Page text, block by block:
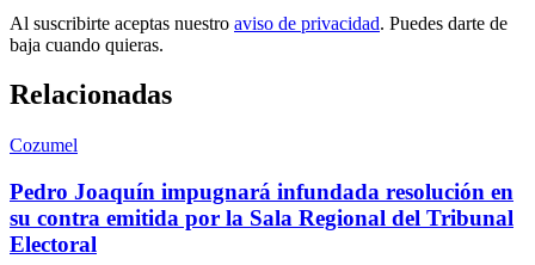
Al suscribirte aceptas nuestro aviso de privacidad. Puedes darte de
baja cuando quieras.
Relacionadas
Cozumel
Pedro Joaquín impugnará infundada resolución en
su contra emitida por la Sala Regional del Tribunal
Electoral